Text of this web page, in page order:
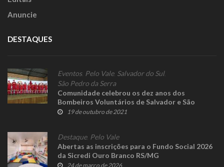
Anuncie
DESTAQUES
Eventos, Pelo Vale, Salvador do Sul,
São Pedro da Serra
Comunidade celebrou os dez anos dos
Bombeiros Voluntários de Salvador e São
Pedro19 de outubro de 2021
Destaque, Pelo Vale
Abertas as inscrições para o Fundo Social 2026
da Sicredi Ouro Branco RS/MG
24 de março de 2026